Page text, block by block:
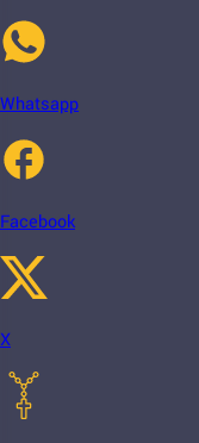
Whatsapp
Facebook
X